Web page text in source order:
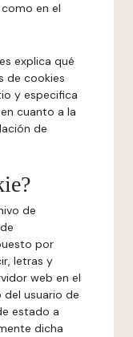
en el
explica qué
de cookies
y especifica
cuanto a la
de
de
por
letras y
web en el
usuario de
estado a
dicha